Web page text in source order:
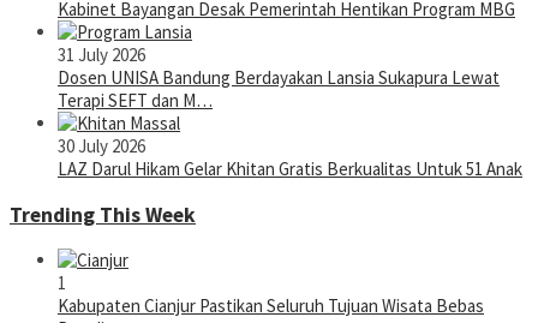
Kabinet Bayangan Desak Pemerintah Hentikan Program MBG
31 July 2026
Dosen UNISA Bandung Berdayakan Lansia Sukapura Lewat
Terapi SEFT dan M…
30 July 2026
LAZ Darul Hikam Gelar Khitan Gratis Berkualitas Untuk 51 Anak
Trending This Week
1
Kabupaten Cianjur Pastikan Seluruh Tujuan Wisata Bebas